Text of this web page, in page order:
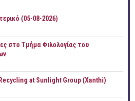
(05-08-2026)
στο Τμήμα Φιλολογίας του
at Sunlight Group (Xanthi)